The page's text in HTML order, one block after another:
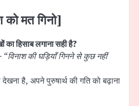
को मत गिनो]
का हिसाब लगाना सही है?
“विनाश की घड़ियाँ गिनने से कुछ नहीं
है, अपने पुरुषार्थ की गति को बढ़ाना